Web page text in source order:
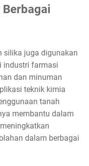
silika juga digunakan
industri farmasi
dan minuman
teknik kimia
tanah
membantu dalam
dalam berbagai